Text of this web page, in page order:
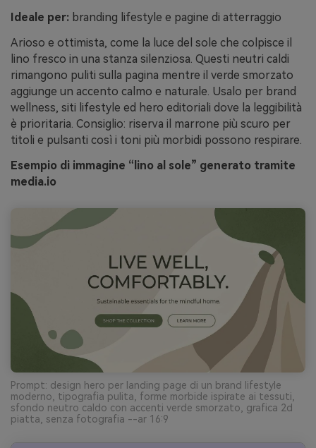
Ideale per: branding lifestyle e pagine di atterraggio
Arioso e ottimista, come la luce del sole che colpisce il
lino fresco in una stanza silenziosa. Questi neutri caldi
rimangono puliti sulla pagina mentre il verde smorzato
aggiunge un accento calmo e naturale. Usalo per brand
wellness, siti lifestyle ed hero editoriali dove la leggibilità
è prioritaria. Consiglio: riserva il marrone più scuro per
titoli e pulsanti così i toni più morbidi possono respirare.
Esempio di immagine “lino al sole” generato tramite
media.io
Prompt: design hero per landing page di un brand lifestyle
moderno, tipografia pulita, forme morbide ispirate ai tessuti,
sfondo neutro caldo con accenti verde smorzato, grafica 2d
piatta, senza fotografia --ar 16:9